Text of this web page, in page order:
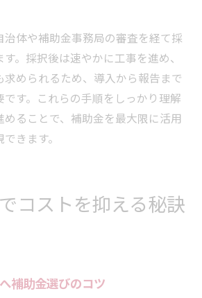
体や補助金事務局の審査を経て採
。採択後は速やかに工事を進め、
められるため、導入から報告まで
す。これらの手順をしっかり理解
めることで、補助金を最大限に活用
きます。
コストを抑える秘訣
補助金選びのコツ